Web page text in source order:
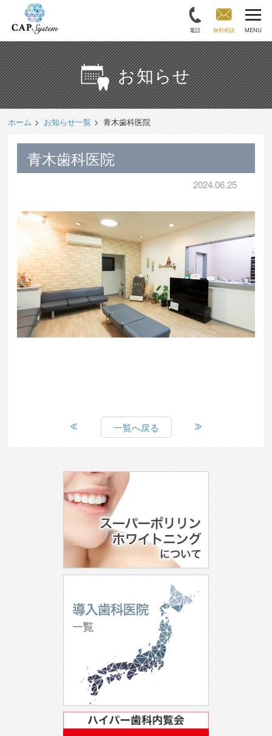
電話 無料相談 MENU
お知らせ
ホーム お知らせ一覧 青木歯科医院
青木歯科医院
2024.06.25
一覧へ戻る